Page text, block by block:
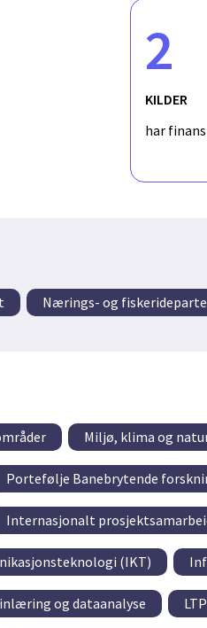
2
KILDER
har
Nærings- og
Miljø, klima og
Portefølje Banebrytende
Internasjonalt
(IKT)
og dataanalyse